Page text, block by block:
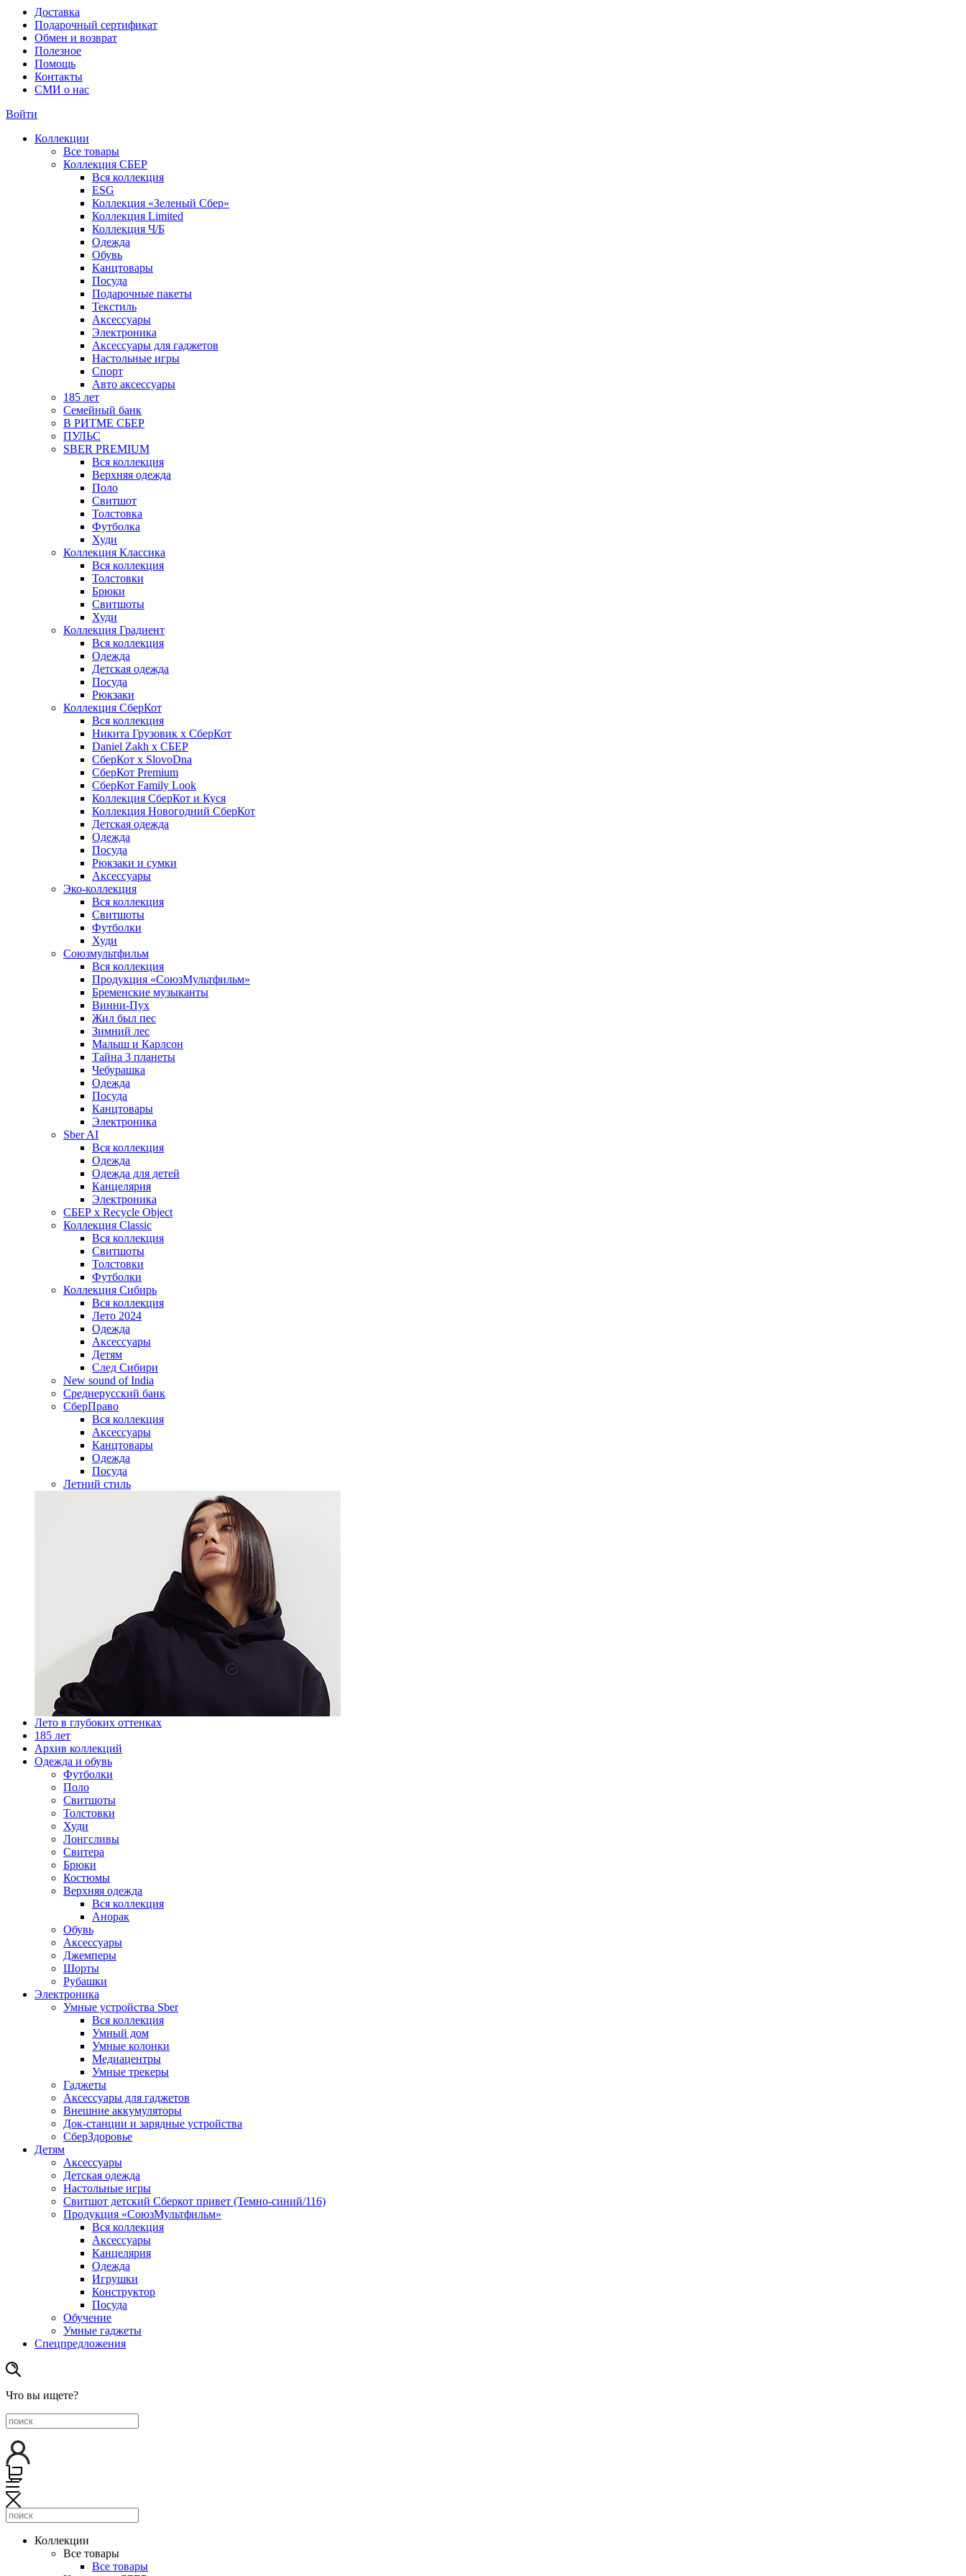
Доставка
Подарочный сертификат
Обмен и возврат
Полезное
Помощь
Контакты
СМИ о нас
Войти
Коллекции
Все товары
Коллекция СБЕР
Вся коллекция
ESG
Коллекция «Зеленый Сбер»
Коллекция Limited
Коллекция Ч/Б
Одежда
Обувь
Канцтовары
Посуда
Подарочные пакеты
Текстиль
Аксессуары
Электроника
Аксессуары для гаджетов
Настольные игры
Спорт
Авто аксессуары
185 лет
Семейный банк
В РИТМЕ СБЕР
ПУЛЬС
SBER PREMIUM
Вся коллекция
Верхняя одежда
Поло
Свитшот
Толстовка
Футболка
Худи
Коллекция Классика
Вся коллекция
Толстовки
Брюки
Свитшоты
Худи
Коллекция Градиент
Вся коллекция
Одежда
Детская одежда
Посуда
Рюкзаки
Коллекция СберКот
Вся коллекция
Никита Грузовик х СберКот
Daniel Zakh x СБЕР
СберКот x SlovoDna
СберКот Premium
СберКот Family Look
Коллекция СберКот и Куся
Коллекция Новогодний СберКот
Детская одежда
Одежда
Посуда
Рюкзаки и сумки
Аксессуары
Эко-коллекция
Вся коллекция
Свитшоты
Футболки
Худи
Союзмультфильм
Вся коллекция
Продукция «СоюзМультфильм»
Бременские музыканты
Винни-Пух
Жил был пес
Зимний лес
Малыш и Карлсон
Тайна 3 планеты
Чебурашка
Одежда
Посуда
Канцтовары
Электроника
Sber AI
Вся коллекция
Одежда
Одежда для детей
Канцелярия
Электроника
СБЕР x Recycle Object
Коллекция Classic
Вся коллекция
Свитшоты
Толстовки
Футболки
Коллекция Сибирь
Вся коллекция
Лето 2024
Одежда
Аксессуары
Детям
След Сибири
New sound of India
Среднерусский банк
СберПраво
Вся коллекция
Аксессуары
Канцтовары
Одежда
Посуда
Летний стиль
Лето в глубоких оттенках
185 лет
Архив коллекций
Одежда и обувь
Футболки
Поло
Свитшоты
Толстовки
Худи
Лонгсливы
Свитера
Брюки
Костюмы
Верхняя одежда
Вся коллекция
Анорак
Обувь
Аксессуары
Джемперы
Шорты
Рубашки
Электроника
Умные устройства Sber
Вся коллекция
Умный дом
Умные колонки
Медиацентры
Умные трекеры
Гаджеты
Аксессуары для гаджетов
Внешние аккумуляторы
Док-станции и зарядные устройства
СберЗдоровье
Детям
Аксессуары
Детская одежда
Настольные игры
Свитшот детский Сберкот привет (Темно-синий/116)
Продукция «СоюзМультфильм»
Вся коллекция
Аксессуары
Канцелярия
Одежда
Игрушки
Конструктор
Посуда
Обучение
Умные гаджеты
Спецпредложения
Что вы ищете?
Коллекции
Все товары
Все товары